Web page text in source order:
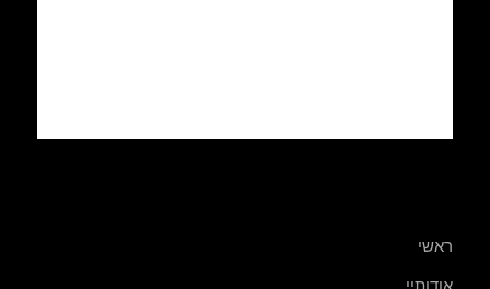
ראשי